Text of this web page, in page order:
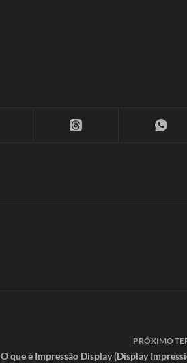
PRÓXIMO
O que é Impressão Display (Display